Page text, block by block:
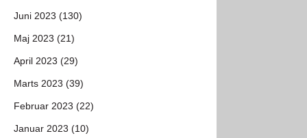
Juni 2023 (130)
Maj 2023 (21)
April 2023 (29)
Marts 2023 (39)
Februar 2023 (22)
Januar 2023 (10)